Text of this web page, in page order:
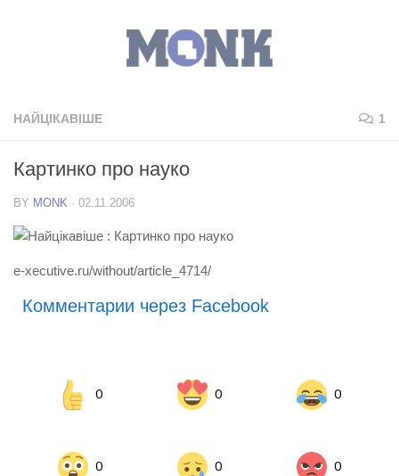
НАЙЦІКАВІШЕ 1
Картинко про науко
BY MONK · 02.11.2006
e-xecutive.ru/without/article_4714/
Комментарии через Facebook
0 0 0
0 0 0